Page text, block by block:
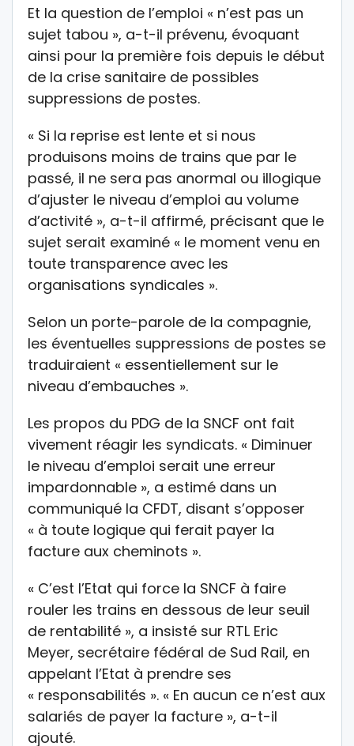
Et la question de l’emploi « n’est pas un
sujet tabou », a-t-il prévenu, évoquant
ainsi pour la première fois depuis le début
de la crise sanitaire de possibles
suppressions de postes.
« Si la reprise est lente et si nous
produisons moins de trains que par le
passé, il ne sera pas anormal ou illogique
d’ajuster le niveau d’emploi au volume
d’activité », a-t-il affirmé, précisant que le
sujet serait examiné « le moment venu en
toute transparence avec les
organisations syndicales ».
Selon un porte-parole de la compagnie,
les éventuelles suppressions de postes se
traduiraient « essentiellement sur le
niveau d’embauches ».
Les propos du PDG de la SNCF ont fait
vivement réagir les syndicats. « Diminuer
le niveau d’emploi serait une erreur
impardonnable », a estimé dans un
communiqué la CFDT, disant s’opposer
« à toute logique qui ferait payer la
facture aux cheminots ».
« C’est l’Etat qui force la SNCF à faire
rouler les trains en dessous de leur seuil
de rentabilité », a insisté sur RTL Eric
Meyer, secrétaire fédéral de Sud Rail, en
appelant l’Etat à prendre ses
« responsabilités ». « En aucun ce n’est aux
salariés de payer la facture », a-t-il
ajouté.